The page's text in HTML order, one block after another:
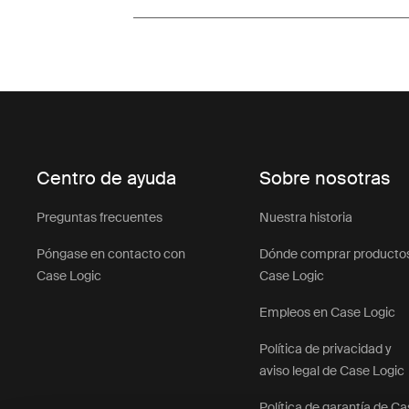
Centro de ayuda
Preguntas frecuentes
Póngase en contacto con
Case Logic
Sobre nosotras
Nuestra historia
Dónde comprar
Case Logic
Empleos en Case Logic
Política de privacidad y
aviso legal de Case Logic